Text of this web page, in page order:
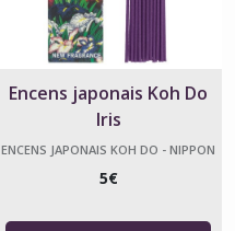
Encens japonais Koh Do
Iris
ENCENS JAPONAIS KOH DO - NIPPON
5€